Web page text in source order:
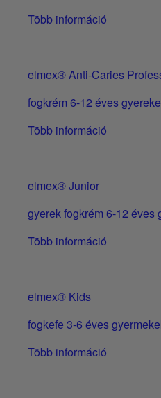
Több információ
elmex® Anti-Caries
fogkrém 6-12 éves
Több információ
elmex® Junior
gyerek fogkrém 6-12 éves
Több információ
elmex® Kids
fogkefe 3-6 éves
Több információ